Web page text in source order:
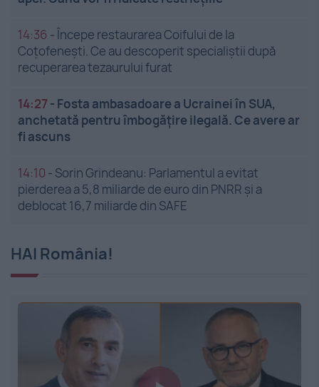
14:36 -Începe restaurarea Coifului de la
Coțofenești. Ce au descoperit specialiștii după
recuperarea tezaurului furat
14:27 - Fosta ambasadoare a Ucrainei în SUA,
anchetată pentru îmbogățire ilegală. Ce avere ar
fi ascuns
14:10 - Sorin Grindeanu: Parlamentul a evitat
pierderea a 5,8 miliarde de euro din PNRR și a
deblocat 16,7 miliarde din SAFE
HAI România!